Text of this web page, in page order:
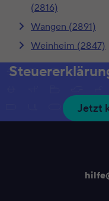
(2816)
Wangen (2891)
Weinheim (2847)
Jetzt